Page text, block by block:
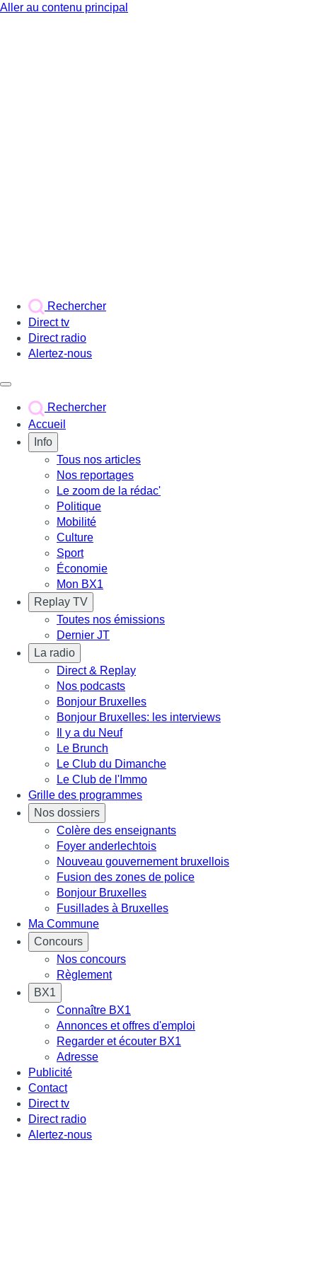
Aller au contenu principal
Rechercher
Direct tv
Direct radio
Alertez-nous
Rechercher
Accueil
Info
Tous nos articles
Nos reportages
Le zoom de la rédac'
Politique
Mobilité
Culture
Sport
Économie
Mon BX1
Replay TV
Toutes nos émissions
Dernier JT
La radio
Direct & Replay
Nos podcasts
Bonjour Bruxelles
Bonjour Bruxelles: les interviews
Il y a du Neuf
Le Brunch
Le Club du Dimanche
Le Club de l'Immo
Grille des programmes
Nos dossiers
Colère des enseignants
Foyer anderlechtois
Nouveau gouvernement bruxellois
Fusion des zones de police
Bonjour Bruxelles
Fusillades à Bruxelles
Ma Commune
Concours
Nos concours
Règlement
BX1
Connaître BX1
Annonces et offres d'emploi
Regarder et écouter BX1
Adresse
Publicité
Contact
Direct tv
Direct radio
Alertez-nous